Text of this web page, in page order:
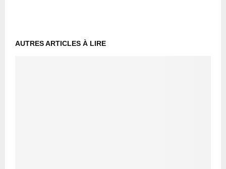
AUTRES ARTICLES À LIRE